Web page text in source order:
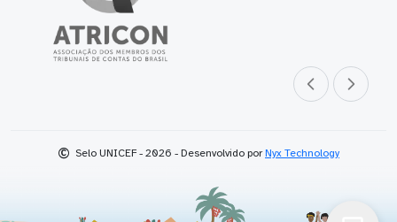
Parceiro anterior
Próximo
© Selo UNICEF - 2026 - Desenvolvido por Nyx Technology